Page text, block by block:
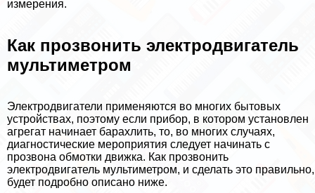
измерения.
Как прозвонить электродвигатель
мультиметром
Электродвигатели применяются во многих бытовых
устройствах, поэтому если прибор, в котором установлен
агрегат начинает барахлить, то, во многих случаях,
диагностические мероприятия следует начинать с
прозвона обмотки движка. Как прозвонить
электродвигатель мультиметром, и сделать это правильно,
будет подробно описано ниже.